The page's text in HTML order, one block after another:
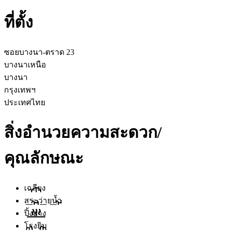
ที่ตั้ง
ซอยบางนา-ตราด 23
บางนาเหนือ
บางนา
กรุงเทพฯ
ประเทศไทย
สิ่งอำนวยความสะดวก/
คุณลักษณะ
เฉลียง
สระว่ายน้ำ
ปิ้งย่าง
โรงยิม